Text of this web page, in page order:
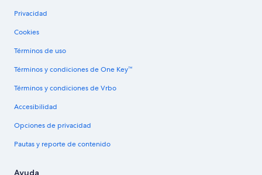
Privacidad
Cookies
Términos de uso
Términos y condiciones de One Key™
Términos y condiciones de Vrbo
Accesibilidad
Opciones de privacidad
Pautas y reporte de contenido
Ayuda